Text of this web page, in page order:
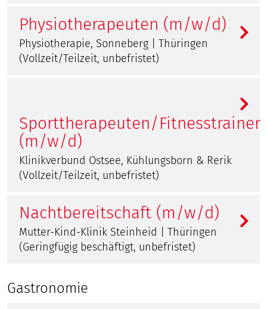
Physiotherapeuten (m/w/d)
Physiotherapie, Sonneberg | Thüringen
(Vollzeit/Teilzeit, unbefristet)
Sporttherapeuten/Fitnesstrainer
(m/w/d)
Klinikverbund Ostsee, Kühlungsborn & Rerik
(Vollzeit/Teilzeit, unbefristet)
Nachtbereitschaft (m/w/d)
Mutter-Kind-Klinik Steinheid | Thüringen
(Geringfügig beschäftigt, unbefristet)
Gastronomie